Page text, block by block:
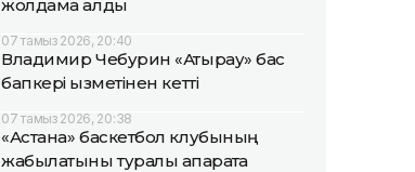
жолдама алды
07 тамыз 2026, 20:40
Владимир Чебурин «Атырау» бас
бапкері қызметінен кетті
07 тамыз 2026, 20:38
«Астана» баскетбол клубының
жабылатыны туралы ақпаратқа